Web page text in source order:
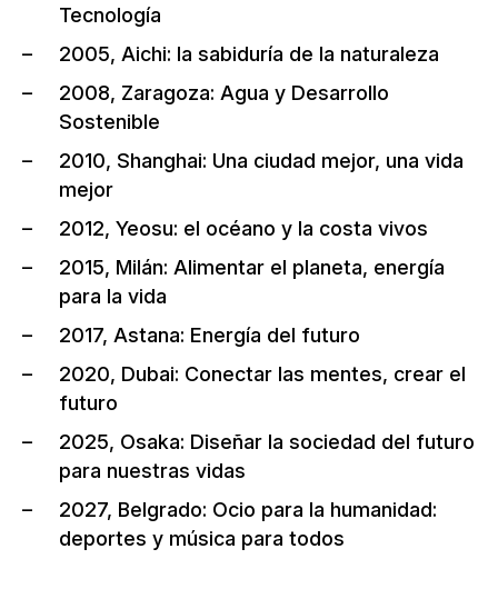
Tecnología
2005, Aichi: la sabiduría de la naturaleza
2008, Zaragoza: Agua y Desarrollo
Sostenible
2010, Shanghai: Una ciudad mejor, una vida
mejor
2012, Yeosu: el océano y la costa vivos
2015, Milán: Alimentar el planeta, energía
para la vida
2017, Astana: Energía del futuro
2020, Dubai: Conectar las mentes, crear el
futuro
2025, Osaka: Diseñar la sociedad del futuro
para nuestras vidas
2027, Belgrado: Ocio para la humanidad:
deportes y música para todos